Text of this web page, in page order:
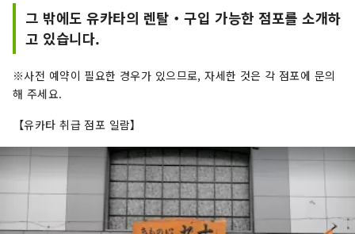
그 밖에도 유카타의 렌탈・구입 가능한 점포를 소개하
고 있습니다.
※사전 예약이 필요한 경우가 있으므로, 자세한 것은 각 점포에 문의
해 주세요.
【유카타 취급 점포 일람】